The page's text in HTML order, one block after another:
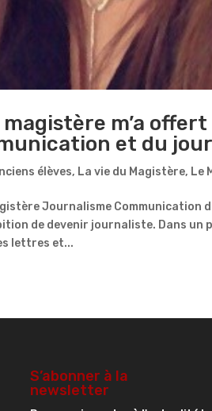
magistère m’a
et du
élèves, La vie du Magistère, Le
Journalisme Communication
de devenir journaliste. Dans
lettres et...
S’abonner à la
newsletter